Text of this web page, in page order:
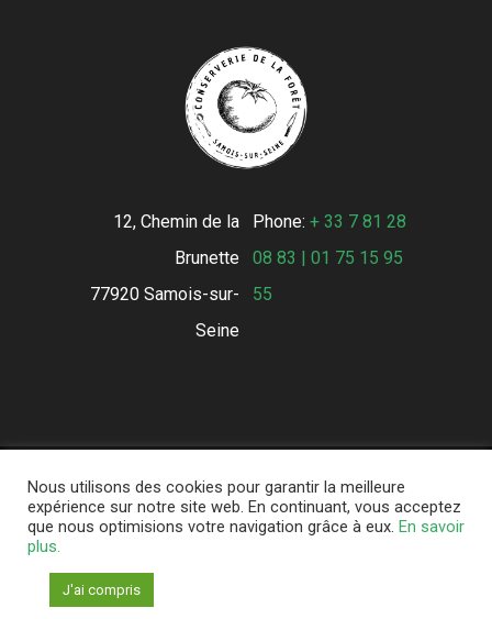
Phone: + 33 7 81 28
08 83 | 01 75 15 95
55
12, Chemin de la
Brunette
77920 Samois-sur-
Seine
Conserverie de la Forêt © 2021 - All
Rights Reserved -Mentions légales-
Nous utilisons des cookies pour garantir la meilleure
expérience sur notre site web. En continuant, vous acceptez
que nous optimisions votre navigation grâce à eux. En savoir
plus.
J'ai compris